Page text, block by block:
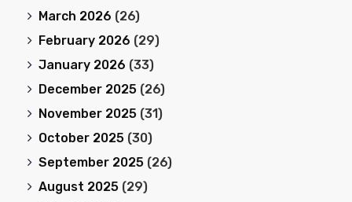
March 2026 (26)
February 2026 (29)
January 2026 (33)
December 2025 (26)
November 2025 (31)
October 2025 (30)
September 2025 (26)
August 2025 (29)